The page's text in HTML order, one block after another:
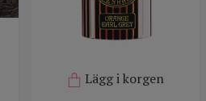
Lägg i korgen